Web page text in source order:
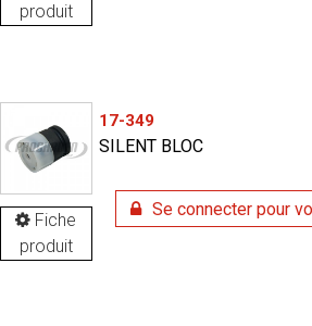
produit
Fiche
produit
17-349
SILENT BLOC
Se connecter pour